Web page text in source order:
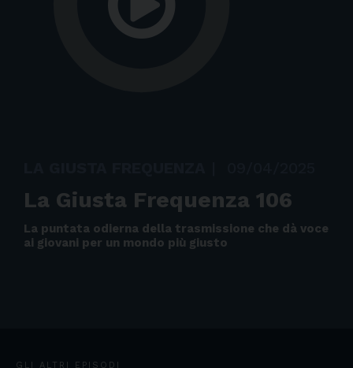
La Giusta Frequenza 106
La puntata odierna della trasmissione che dà voce
ai giovani per un mondo più giusto
GLI ALTRI EPISODI